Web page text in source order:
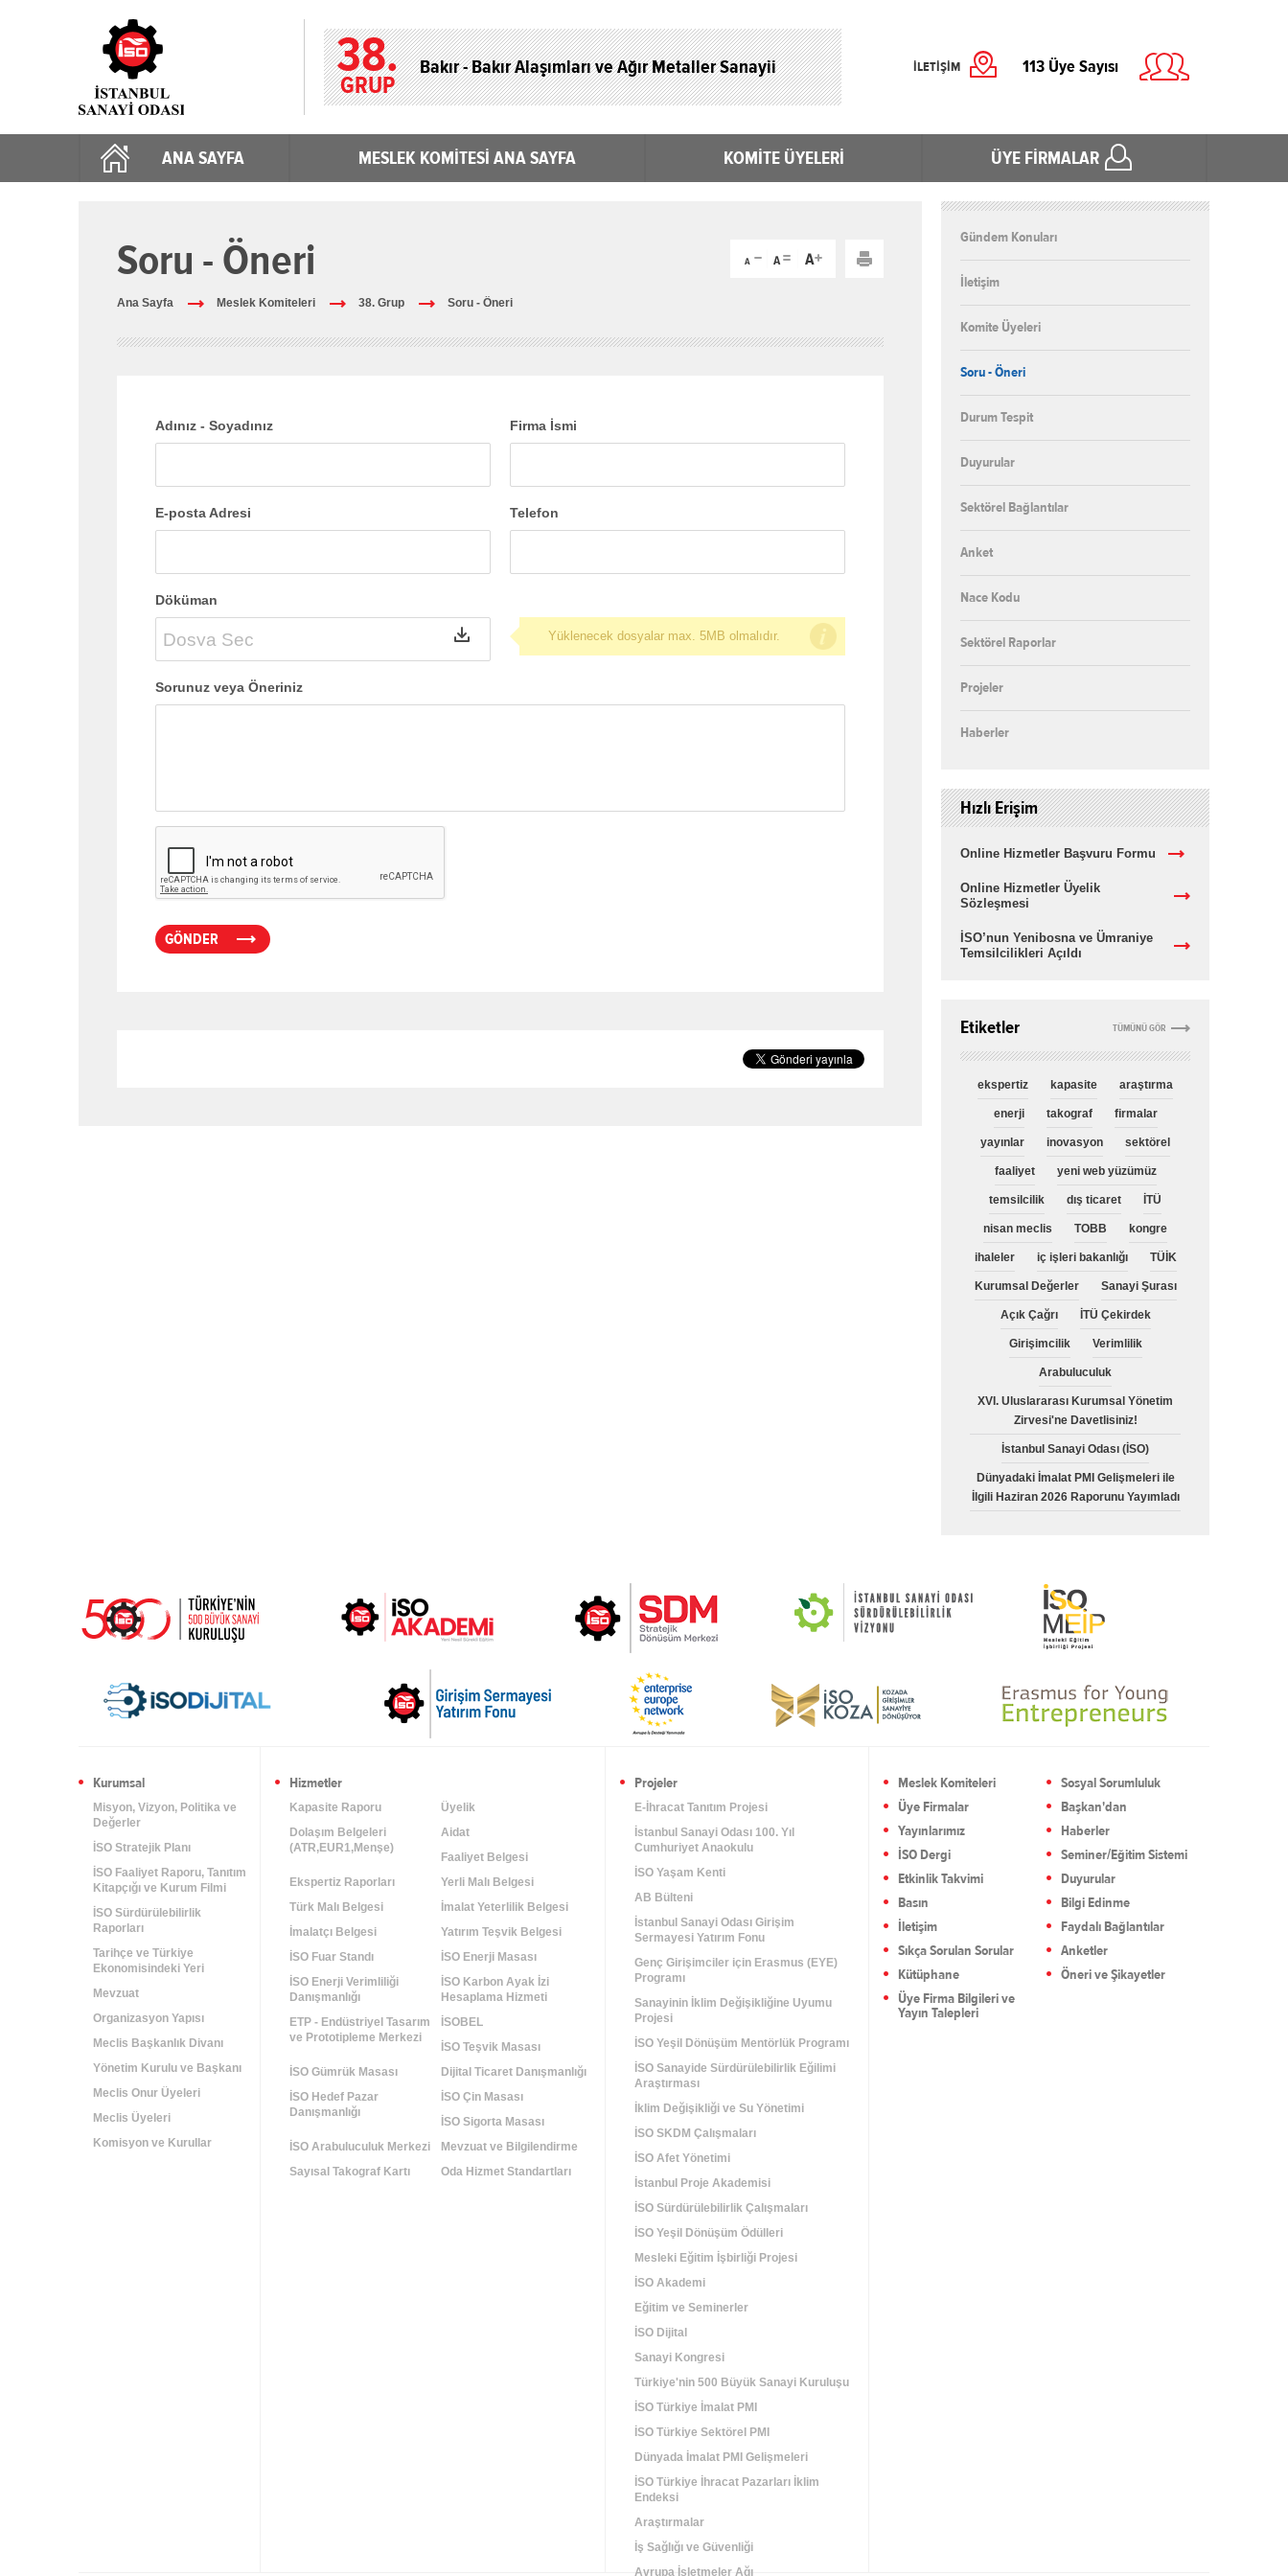
38.
GRUP
Bakır - Bakır Alaşımları ve Ağır Metaller Sanayii 113 Üye Sayısı
ANA SAYFA MESLEK KOMİTESİ ANA SAYFA KOMİTE ÜYELERİ ÜYE FİRMALAR
İLETİŞİM
Soru - Öneri
Ana Sayfa Meslek Komiteleri 38. Grup Soru - Öneri
Adınız - Soyadınız Firma İsmi
E-posta Adresi Telefon
Döküman
Yüklenecek dosyalar max. 5MB olmalıdır.
Sorunuz veya Öneriniz
Gündem Konuları
İletişim
Komite Üyeleri
Soru - Öneri
Durum Tespit
Duyurular
Sektörel Bağlantılar
Anket
Nace Kodu
Sektörel Raporlar
Projeler
Haberler
Hızlı Erişim
Online Hizmetler Başvuru Formu
Online Hizmetler Üyelik
Sözleşmesi
İSO’nun Yenibosna ve Ümraniye
Temsilcilikleri Açıldı
TÜMÜNÜ GÖR
Etiketler
ekspertiz kapasite araştırma
enerji takograf firmalar
yayınlar inovasyon sektörel
faaliyet yeni web yüzümüz
temsilcilik dış ticaret İTÜ
nisan meclis TOBB kongre
ihaleler iç işleri bakanlığı TÜİK
Kurumsal Değerler Sanayi Şurası
Açık Çağrı İTÜ Çekirdek
Girişimcilik Verimlilik
Arabuluculuk
XVI. Uluslararası Kurumsal Yönetim
Zirvesi'ne Davetlisiniz!
İstanbul Sanayi Odası (İSO)
Dünyadaki İmalat PMI Gelişmeleri ile
İlgili Haziran 2026 Raporunu Yayımladı
Kurumsal
Misyon, Vizyon, Politika ve
Değerler
İSO Stratejik Planı
İSO Faaliyet Raporu, Tanıtım
Kitapçığı ve Kurum Filmi
İSO Sürdürülebilirlik
Raporları
Tarihçe ve Türkiye
Ekonomisindeki Yeri
Mevzuat
Organizasyon Yapısı
Meclis Başkanlık Divanı
Yönetim Kurulu ve Başkanı
Meclis Onur Üyeleri
Meclis Üyeleri
Komisyon ve Kurullar
Hizmetler
Kapasite Raporu
Üyelik
Dolaşım Belgeleri
(ATR,EUR1,Menşe)
Aidat
Faaliyet Belgesi
Ekspertiz Raporları
Yerli Malı Belgesi
Türk Malı Belgesi
İmalat Yeterlilik Belgesi
İmalatçı Belgesi
Yatırım Teşvik Belgesi
İSO Fuar Standı
İSO Enerji Masası
İSO Enerji Verimliliği
Danışmanlığı
İSO Karbon Ayak İzi
Hesaplama Hizmeti
ETP - Endüstriyel Tasarım
ve Prototipleme Merkezi
İSOBEL
İSO Teşvik Masası
İSO Gümrük Masası
Dijital Ticaret Danışmanlığı
İSO Hedef Pazar
Danışmanlığı
İSO Çin Masası
İSO Sigorta Masası
İSO Arabuluculuk Merkezi
Mevzuat ve Bilgilendirme
Sayısal Takograf Kartı
Oda Hizmet Standartları
Projeler
E-İhracat Tanıtım Projesi
İstanbul Sanayi Odası 100. Yıl
Cumhuriyet Anaokulu
İSO Yaşam Kenti
AB Bülteni
İstanbul Sanayi Odası Girişim
Sermayesi Yatırım Fonu
Genç Girişimciler için Erasmus (EYE)
Programı
Sanayinin İklim Değişikliğine Uyumu
Projesi
İSO Yeşil Dönüşüm Mentörlük Programı
İSO Sanayide Sürdürülebilirlik Eğilimi
Araştırması
İklim Değişikliği ve Su Yönetimi
İSO SKDM Çalışmaları
İSO Afet Yönetimi
İstanbul Proje Akademisi
İSO Sürdürülebilirlik Çalışmaları
İSO Yeşil Dönüşüm Ödülleri
Mesleki Eğitim İşbirliği Projesi
İSO Akademi
Eğitim ve Seminerler
İSO Dijital
Sanayi Kongresi
Türkiye'nin 500 Büyük Sanayi Kuruluşu
İSO Türkiye İmalat PMI
İSO Türkiye Sektörel PMI
Dünyada İmalat PMI Gelişmeleri
İSO Türkiye İhracat Pazarları İklim
Endeksi
Araştırmalar
İş Sağlığı ve Güvenliği
Avrupa İşletmeler Ağı
Meslek Komiteleri
Sosyal Sorumluluk
Üye Firmalar
Başkan'dan
Yayınlarımız
Haberler
İSO Dergi
Seminer/Eğitim Sistemi
Etkinlik Takvimi
Duyurular
Basın
Bilgi Edinme
İletişim
Faydalı Bağlantılar
Sıkça Sorulan Sorular
Anketler
Kütüphane
Öneri ve Şikayetler
Üye Firma Bilgileri ve
Yayın Talepleri